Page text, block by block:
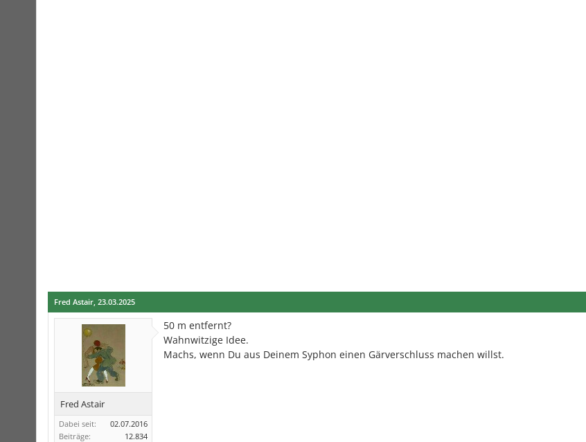
Fred Astair, 23.03.2025
Fred Astair
Dabei seit:
02.07.2016
Beiträge:
12.834
50 m entfernt?
Wahnwitzige Idee.
Machs, wenn Du aus Deinem Syphon einen Gärverschluss machen willst.